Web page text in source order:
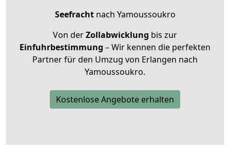
Seefrachtnach Yamoussoukro
Von derZollabwicklung bis zur
Einfuhrbestimmung – Wir kennen die perfekten
Partner für den Umzug von Erlangen nach
Yamoussoukro.
Kostenlose Angebote erhalten